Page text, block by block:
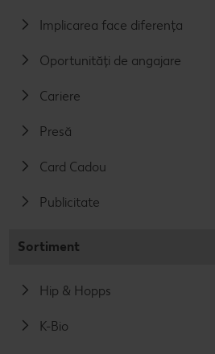
Implicarea face diferența
Oportunități de angajare
Cariere
Presă
Card Cadou
Publicitate
Sortiment
Hip & Hopps
K-Bio